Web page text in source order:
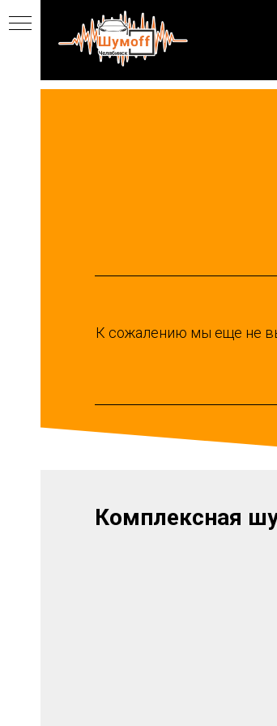
Установочный
К сожалению мы еще не
Комплексная